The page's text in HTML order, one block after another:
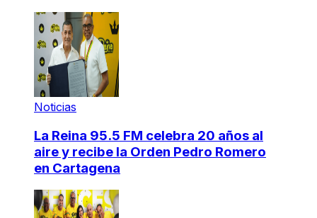
Noticias
La Reina 95.5 FM celebra 20 años al
aire y recibe la Orden Pedro Romero
en Cartagena